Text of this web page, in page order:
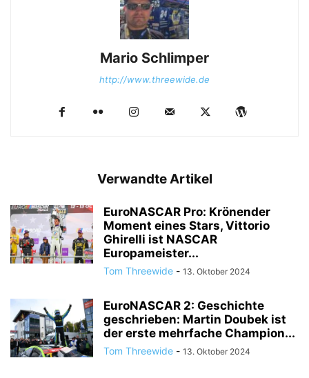
Mario Schlimper
http://www.threewide.de
Verwandte Artikel
EuroNASCAR Pro: Krönender
Moment eines Stars, Vittorio
Ghirelli ist NASCAR
Europameister...
Tom Threewide - 13. Oktober 2024
EuroNASCAR 2: Geschichte
geschrieben: Martin Doubek ist
der erste mehrfache Champion...
Tom Threewide - 13. Oktober 2024